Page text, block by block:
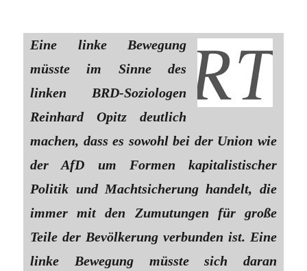
Eine linke Bewegung
müsste im Sinne des
linken BRD-Soziologen
Reinhard Opitz deutlich
machen, dass es sowohl bei der Union wie
der AfD um Formen kapitalistischer
Politik und Machtsicherung handelt, die
immer mit den Zumutungen für große
Teile der Bevölkerung verbunden ist. Eine
linke Bewegung müsste sich daran